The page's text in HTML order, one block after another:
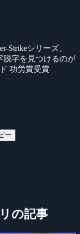
Strikeシリーズ、
脱字を見つけるのが
功労賞受賞
ー
の記事